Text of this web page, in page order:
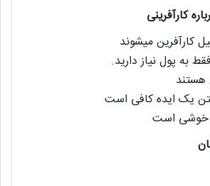
کارآفرینی
کارآفرین میشوند
به پول نیاز دارید.
هستند
یک ایده کافی است
خوشی است